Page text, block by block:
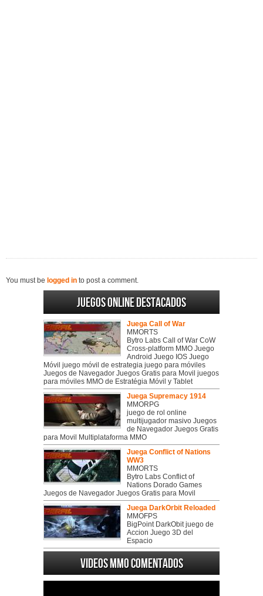
You must be logged in to post a comment.
Juegos online destacados
Juega Call of War
MMORTS
Bytro Labs Call of War CoW
Cross-platform MMO Juego
Android Juego IOS Juego
Móvil juego móvil de estrategia juego para móviles
Juegos de Navegador Juegos Gratis para Movil juegos
para móviles MMO de Estratégia Móvil y Tablet
Juega Supremacy 1914
MMORPG
juego de rol online
multijugador masivo Juegos
de Navegador Juegos Gratis
para Movil Multiplataforma MMO
Juega Conflict of Nations
WW3
MMORTS
Bytro Labs Conflict of
Nations Dorado Games
Juegos de Navegador Juegos Gratis para Movil
Juega DarkOrbit Reloaded
MMOFPS
BigPoint DarkObit juego de
Accion Juego 3D del
Espacio
Videos MMO Comentados